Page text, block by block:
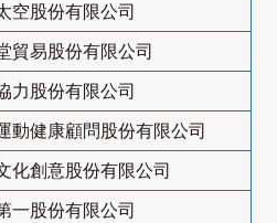
空股份有限公司
貿易股份有限公司
力股份有限公司
動健康顧問股份有限公司
化創意股份有限公司
一股份有限公司